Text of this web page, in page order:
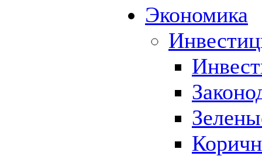
Экономика